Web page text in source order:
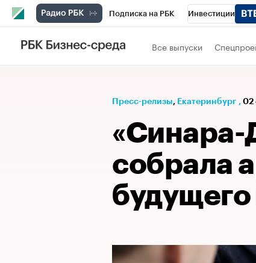
Подписка на РБК Инвестиции
РБК Вино
Проверка контрагентов Политика
Все выпуски
Пресс-релизы⁠, Екатеринбург , 02
«Синара-
собрала